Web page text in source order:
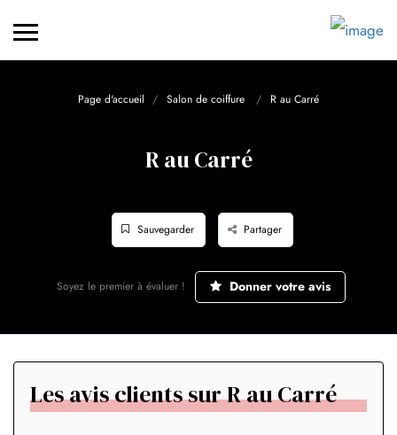
Page d'accueil Salon de coiffure R au Carré
R au Carré
Sauvegarder Partager
Soyez le premier à évaluer ! Donner votre avis
Les avis clients sur R au Carré